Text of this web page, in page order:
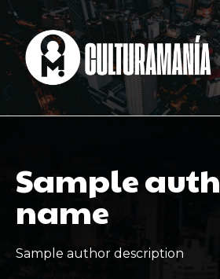
Sample
name
Sample author description